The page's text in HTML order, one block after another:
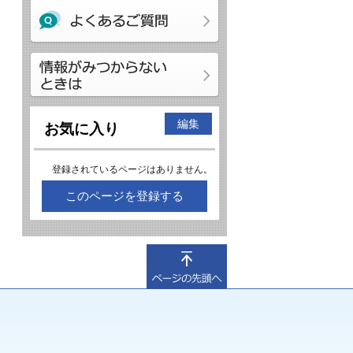
お気に入り 編集
登録されているページはありません。
このページを登録する